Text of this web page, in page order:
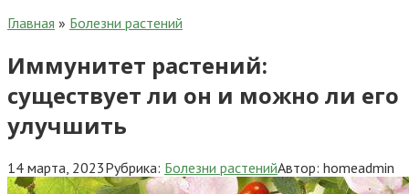
Главная » Болезни растений
Иммунитет растений:
существует ли он и можно ли его
улучшить
14 марта, 2023Рубрика: Болезни растенийАвтор: homeadmin